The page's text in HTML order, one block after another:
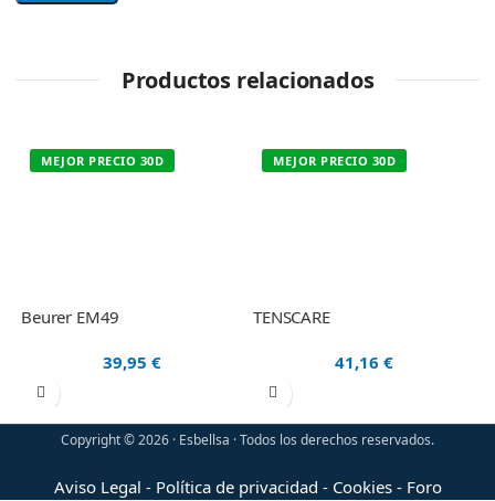
Productos relacionados
MEJOR PRECIO 30D
Beurer EM49
39,95 €
MEJOR PRECIO 30D
TENSCARE
41,16 €
Copyright © 2026 · Esbellsa · Todos los derechos reservados.
Aviso Legal - Política de privacidad - Cookies- Foro